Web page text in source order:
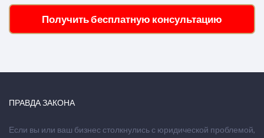
Получить бесплатную консультацию
ПРАВДА ЗАКОНА
Если вы или ваш бизнес столкнулись с юридической проблемой,